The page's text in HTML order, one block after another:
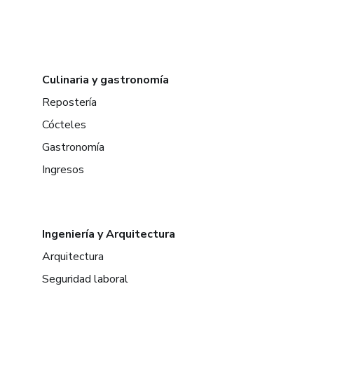
Culinaria y gastronomía
Repostería
Cócteles
Gastronomía
Ingresos
Ingeniería y Arquitectura
Arquitectura
Seguridad laboral